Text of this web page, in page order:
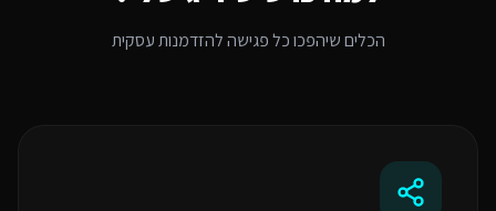
הכלים שיהפכו כל פגישה להזדמנות עסקית